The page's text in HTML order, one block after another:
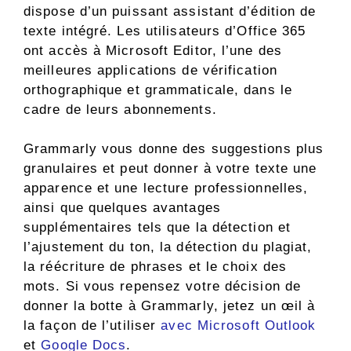
dispose d’un puissant assistant d’édition de
texte intégré. Les utilisateurs d’Office 365
ont accès à Microsoft Editor, l’une des
meilleures applications de vérification
orthographique et grammaticale, dans le
cadre de leurs abonnements.
Grammarly vous donne des suggestions plus
granulaires et peut donner à votre texte une
apparence et une lecture professionnelles,
ainsi que quelques avantages
supplémentaires tels que la détection et
l’ajustement du ton, la détection du plagiat,
la réécriture de phrases et le choix des
mots. Si vous repensez votre décision de
donner la botte à Grammarly, jetez un œil à
la façon de l’utiliseravec Microsoft Outlook
etGoogle Docs.